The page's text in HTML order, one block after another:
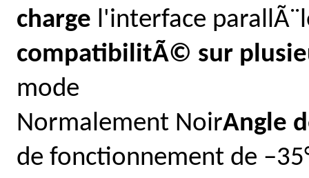
charge l'interface
compatibilitÃ© sur
mode
Normalement NoirAngle
de fonctionnement de